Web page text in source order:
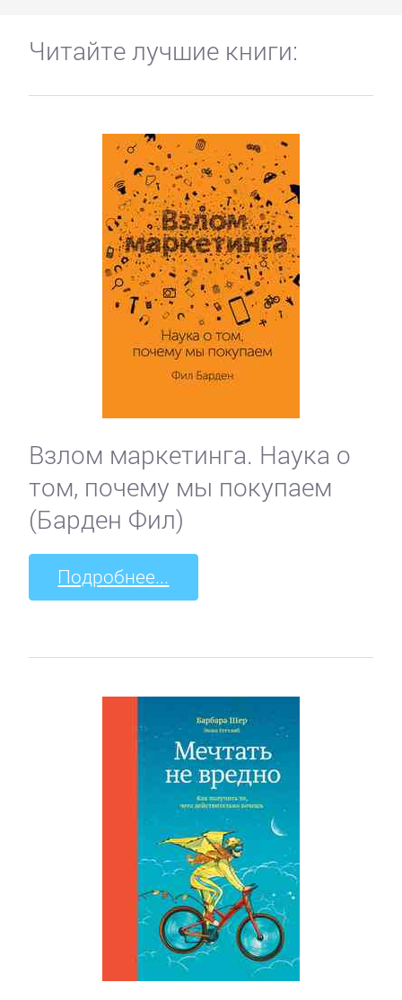
Читайте лучшие книги:
Взлом маркетинга. Наука о
том, почему мы покупаем
(Барден Фил)
Подробнее...